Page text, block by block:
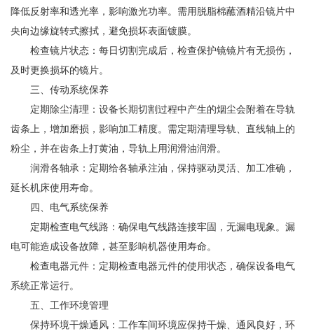
降低反射率和透光率，影响激光功率。需用脱脂棉蘸酒精沿镜片中
央向边缘旋转式擦拭，避免损坏表面镀膜。
检查镜片状态：每日切割完成后，检查保护镜镜片有无损伤，
及时更换损坏的镜片。
三、传动系统保养
定期除尘清理：设备长期切割过程中产生的烟尘会附着在导轨
齿条上，增加磨损，影响加工精度。需定期清理导轨、直线轴上的
粉尘，并在齿条上打黄油，导轨上用润滑油润滑。
润滑各轴承：定期给各轴承注油，保持驱动灵活、加工准确，
延长机床使用寿命。
四、电气系统保养
定期检查电气线路：确保电气线路连接牢固，无漏电现象。漏
电可能造成设备故障，甚至影响机器使用寿命。
检查电器元件：定期检查电器元件的使用状态，确保设备电气
系统正常运行。
五、工作环境管理
保持环境干燥通风：工作车间环境应保持干燥、通风良好，环